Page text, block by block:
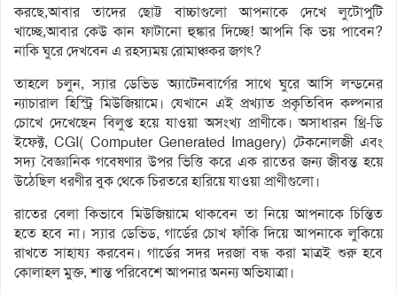
করছে,আবার তাদের ছোট্ট বাচ্চাগুলো আপনাকে দেখে লুটোপুটি
খাচ্ছে,আবার কেউ কান ফাটানো হুঙ্কার দিচ্ছে! আপনি কি ভয় পাবেন?
নাকি ঘুরে দেখবেন এ রহস্যময় রোমাঞ্চকর জগৎ?
তাহলে চলুন, স্যার ডেভিড অ্যাটেনবার্গের সাথে ঘুরে আসি লন্ডনের
ন্যাচারাল হিস্ট্রি মিউজিয়ামে। যেখানে এই প্রখ্যাত প্রকৃতিবিদ কল্পনার
চোখে দেখেছেন বিলুপ্ত হয়ে যাওয়া অসংখ্য প্রাণীকে। অসাধারন থ্রি-ডি
ইফেক্ট, CGI( Computer Generated Imagery) টেকনোলজী এবং
সদ্য বৈজ্ঞানিক গবেষণার উপর ভিত্তি করে এক রাতের জন্য জীবন্ত হয়ে
উঠেছিল ধরণীর বুক থেকে চিরতরে হারিয়ে যাওয়া প্রাণীগুলো।
রাতের বেলা কিভাবে মিউজিয়ামে থাকবেন তা নিয়ে আপনাকে চিন্তিত
হতে হবে না। স্যার ডেভিড, গার্ডের চোখ ফাঁকি দিয়ে আপনাকে লুকিয়ে
রাখতে সাহায্য করবেন। গার্ডের সদর দরজা বন্ধ করা মাত্রই শুরু হবে
কোলাহল মুক্ত, শান্ত পরিবেশে আপনার অনন্য অভিযাত্রা।